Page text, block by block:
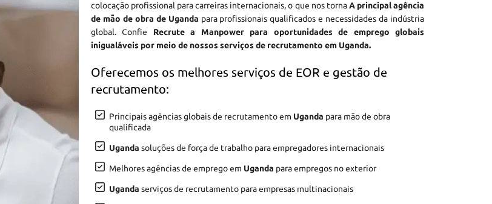
colocação profissional para carreiras internacionais, o que nos tornaA principal agência
de mão de obra de Uganda para profissionais qualificados e necessidades da indústria
global. Confie Recrute a Manpower para oportunidades de emprego globais
inigualáveis por meio de nossos serviços de recrutamento em Uganda.
Oferecemos os melhores serviços de EOR e gestão de
recrutamento:
Principais agências globais de recrutamento em Uganda para mão de obra
qualificada
Uganda soluções de força de trabalho para empregadores internacionais
Melhores agências de emprego em Uganda para empregos no exterior
Uganda serviços de recrutamento para empresas multinacionais